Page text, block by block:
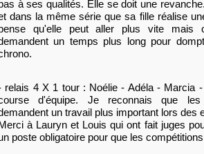
àses qualités. Elle se doit une
dans la même série que sa fille réalise
qu'elle peut aller plus vite mais
un temps plus long pour
relais 4 X 1 tour : Noélie - Adéla - Marcia
d'équipe. Je reconnais que
un travail plus important lors des
erci à Lauryn et Louis qui ont fait juges
poste obligatoire pour que les